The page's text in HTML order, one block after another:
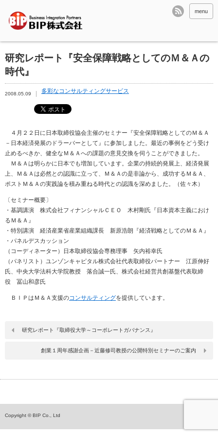
menu
研究レポート『安全保障戦略としてのＭ＆Ａの
時代』
2008.05.09 多彩なコンサルティングサービス
４月２２日に日本取締役協会主催のセミナー『安全保障戦略としてのＭ＆Ａ
－日本経済発展のドラーバーとして』に参加しました。最近の事例をどう受け
止めるべきか、健全なＭ＆Ａへの課題の意見交換を伺うことができました。
Ｍ＆Ａは明らかに日本でも増加しています。企業の持続的発展上、経済発展
上、Ｍ＆Ａは必然との認識に立って、Ｍ＆Ａの是非論から、成功するＭ＆Ａ、
ポストＭ＆Ａの実践論を積み重ねる時代との認識を深めました。（佐々木）
〔セミナー概要〕
・基調講演 株式会社フィナンシャルＣＥＯ 木村剛氏『日本資本主義におけ
るＭ＆Ａ』
・特別講演 経済産業省産業組織課長 新原浩朗『経済戦略としてのＭ＆Ａ』
・パネルデスカッション
（コーディネーター）日本取締役協会専務理事 矢内裕幸氏
（パネリスト）ユンゾンキャピタル株式会社代表取締役パートナー 江原伸好
氏、中央大学法科大学院教授 落合誠一氏、株式会社経営共創基盤代表取締
役 冨山和彦氏
ＢＩＰはＭ＆Ａ支援のコンサルティングを提供しています。
研究レポート『取締役大学～コーポレートガバナンス』
創業１周年感謝企画－近藤修司教授の公開特別セミナーのご案内
Copyright © BIP Co., Ltd